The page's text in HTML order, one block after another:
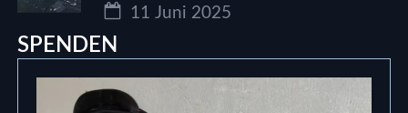
11 Juni 2025
SPENDEN